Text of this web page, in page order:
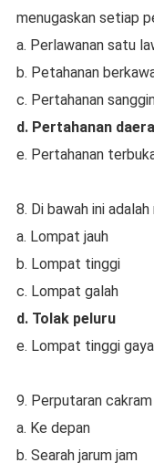
menugaskan setiap
a. Perlawanan satu
b. Petahanan
c. Pertahanan
d. Pertahanan
e. Pertahanan
8. Di bawah ini
a. Lompat jauh
b. Lompat tinggi
c. Lompat galah
d. Tolak peluru
e. Lompat tinggi
9. Perputaran
a. Ke depan
b. Searah jarum jam